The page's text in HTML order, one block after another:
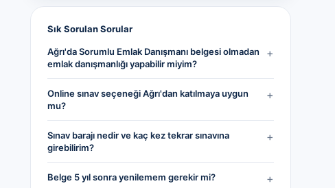
Sık Sorulan Sorular
Ağrı'da Sorumlu Emlak Danışmanı belgesi olmadan
emlak danışmanlığı yapabilir miyim?
+
Online sınav seçeneği Ağrı'dan katılmaya uygun
mu?
+
Sınav barajı nedir ve kaç kez tekrar sınavına
girebilirim?
+
Belge 5 yıl sonra yenilemem gerekir mi? +